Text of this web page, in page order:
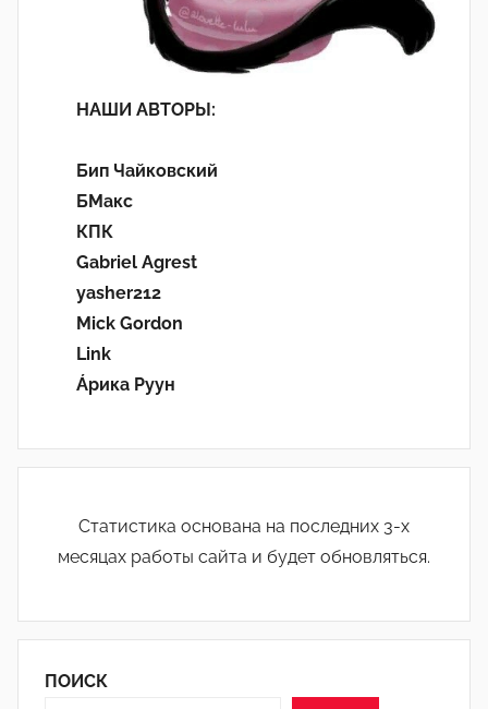
НАШИ АВТОРЫ:
Бип Чайковский
БМакс
КПК
Gabriel Agrest
yasher212
Mick Gordon
Link
Áрика Руун
Статистика основана на последних 3-х
месяцах работы сайта и будет обновляться.
ПОИСК